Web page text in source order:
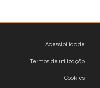
Acessibilidade
Termos de utilização
Cookies